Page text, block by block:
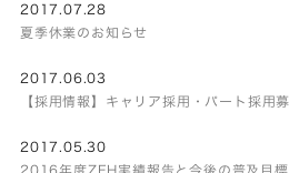
2017.07.28
夏季休業のお知らせ
2017.06.03
【採用情報】キャリア採用・パート採用
2017.05.30
2016年度ZEH実績報告と今後の普及目